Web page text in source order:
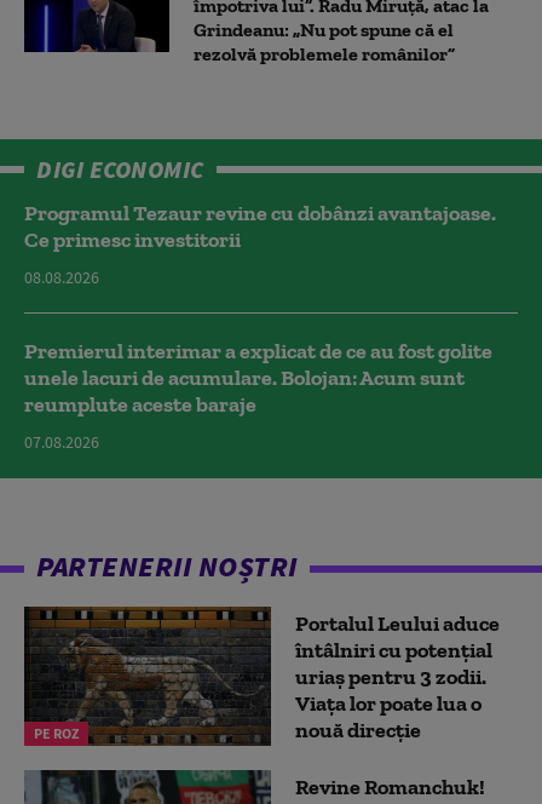
împotriva lui”. Radu Miruță, atac la
Grindeanu: „Nu pot spune că el
rezolvă problemele românilor”
DIGI ECONOMIC
Programul Tezaur revine cu dobânzi avantajoase.
Ce primesc investitorii
08.08.2026
Premierul interimar a explicat de ce au fost golite
unele lacuri de acumulare. Bolojan: Acum sunt
reumplute aceste baraje
07.08.2026
PARTENERII NOȘTRI
PE ROZ
Portalul Leului aduce
întâlniri cu potențial
uriaș pentru 3 zodii.
Viața lor poate lua o
nouă direcție
Revine Romanchuk!